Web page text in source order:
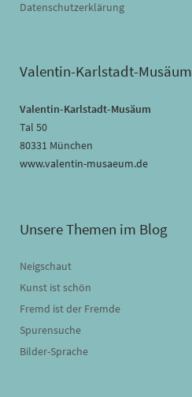
Datenschutzerklärung
Valentin-Karlstadt-Musäum
Valentin-Karlstadt-Musäum
Tal 50
80331 München
www.valentin-musaeum.de
Unsere Themen im Blog
Neigschaut
Kunst ist schön
Fremd ist der Fremde
Spurensuche
Bilder-Sprache